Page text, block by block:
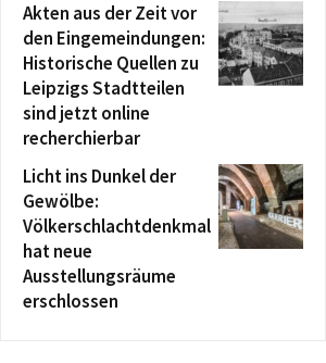
Akten aus der Zeit vor
den Eingemeindungen:
Historische Quellen zu
Leipzigs Stadtteilen
sind jetzt online
recherchierbar
Licht ins Dunkel der
Gewölbe:
Völkerschlachtdenkmal
hat neue
Ausstellungsräume
erschlossen